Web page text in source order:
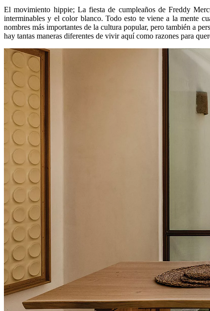
El movimiento hippie; La fiesta de cumpleaños de Freddy
interminables y el color blanco. Todo esto te viene a la mente
nombres más importantes de la cultura popular, pero también a
hay tantas maneras diferentes de vivir aquí como razones para